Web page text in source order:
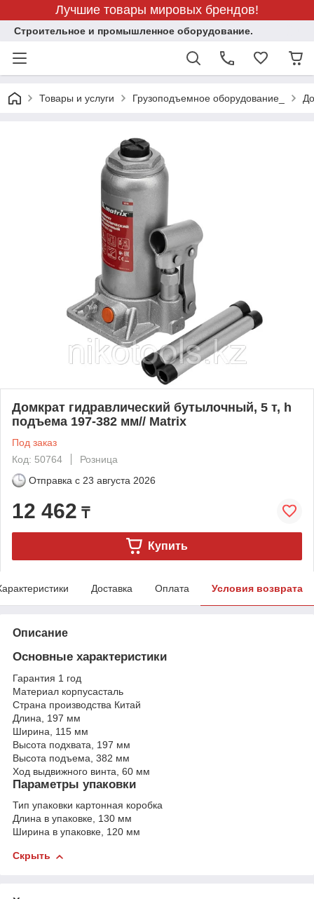
Лучшие товары мировых брендов!
Строительное и промышленное оборудование.
Товары и услуги Грузоподъемное оборудование_
Домкрат гидравлический бутылочный, 5 т, h
подъема 197-382 мм// Matrix
Под заказ
Код: 50764
Розница
Отправка с 23 августа 2026
12 462 ₸
Купить
Доставка Оплата Условия возврата
Описание
Основные характеристики
Гарантия 1 год
Материал корпусасталь
Страна производства Китай
Длина, 197 мм
Ширина, 115 мм
Высота подхвата, 197 мм
Высота подъема, 382 мм
Ход выдвижного винта, 60 мм
Параметры упаковки
Тип упаковки картонная коробка
Длина в упаковке, 130 мм
Ширина в упаковке, 120 мм
Скрыть